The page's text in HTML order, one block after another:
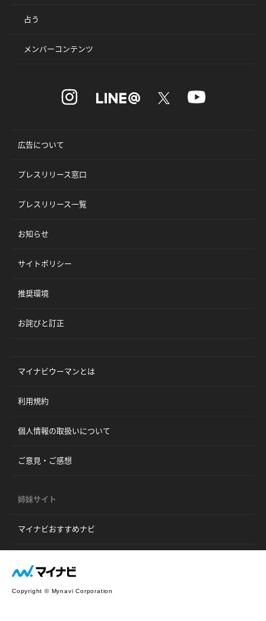
占う
メンバーコンテンツ
広告について
プレスリリース窓口
プレスリリース一覧
お知らせ
サイトポリシー
推奨環境
お詫びと訂正
マイナビウーマンとは
利用規約
個人情報の取扱いについて
ご意見・ご感想
姉妹サイト
マイナビおすすめナビ
Copyright © Mynavi Corporation